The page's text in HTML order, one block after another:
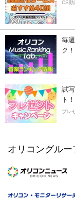
CS動
毎
ク！
試
ト！
プレ
オリコングルー